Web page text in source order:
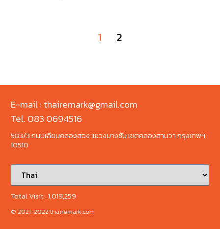
1 2
E-mail : thairemark@gmail.com
Tel. 083 0694516
583/3 ถนนเลียบคลองสอง แขวงบางชัน เขตคลองสามวา กรุงเทพฯ
10510
Total Visit :1,019,259
© 2021-2022 thairemark.com